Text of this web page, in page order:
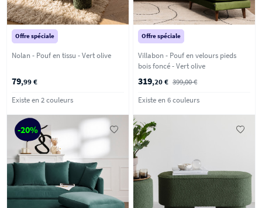
Offre spéciale
Nolan - Pouf en tissu - Vert olive
79,99 €
Existe en 2 couleurs
Offre spéciale
Villabon - Pouf en velours pieds
bois foncé - Vert olive
319,20 € 399,00 €
Existe en 6 couleurs
-20%